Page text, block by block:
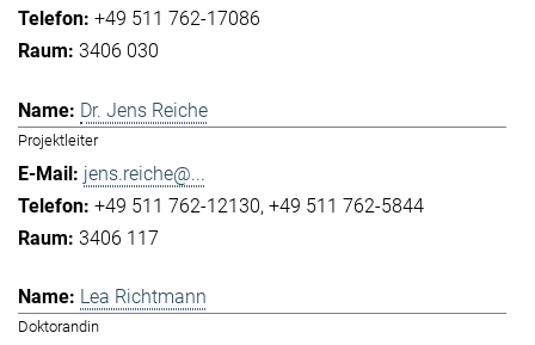
+49 511 762-17086
3406 030
Dr. Jens Reiche
Projektleiter
jens.reiche@...
+49 511 762-12130 +49 511 762-5844
3406 117
Lea Richtmann
Doktorandin